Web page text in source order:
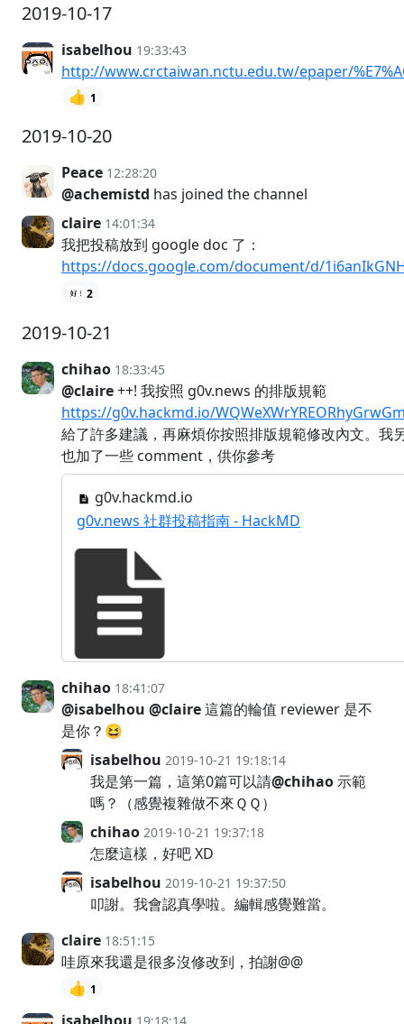
2019-10-17
isabelhou 19:33:43
http://www.crctaiwan.nctu.edu.tw/epaper/
👍 1
2019-10-20
Peace 12:28:20
@achemistd has joined the channel
claire 14:01:34
我把投稿放到 google doc 了：
https://docs.google.com/document/d/
2
2019-10-21
chihao 18:33:45
@claire++! 我按照 g0v.news 的排版規範
https://g0v.hackmd.io/
給了許多建議，再麻煩你按照排版規範修改內文。我
也加了一些 comment，供你參考
g0v.hackmd.io
g0v.news 社群投稿指南 - HackMD
chihao 18:41:07
@isabelhou @claire這篇的輪值 reviewer 是不
是你？😆
isabelhou 2019-10-21 19:18:14
我是第一篇，這第0篇可以請@chihao示範
嗎？（感覺複雜做不來ＱＱ）
chihao 2019-10-21 19:37:18
怎麼這樣，好吧 XD
isabelhou 2019-10-21 19:37:50
叩謝。我會認真學啦。編輯感覺難當。
claire 18:51:15
哇原來我還是很多沒修改到，拍謝@@
👍 1